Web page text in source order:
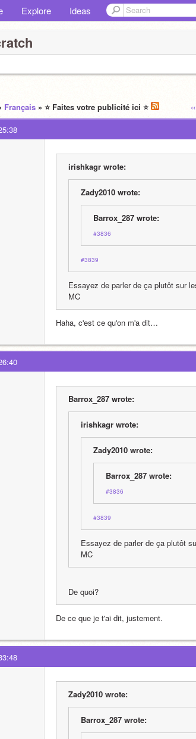
Explore Ideas
Français » ⭐️ Faites votre publicité ici ⭐️
irishkagr wrote:
Zady2010 wrote:
Barrox_287 wrote:
#3836
#3839
Essayez de parler de ça plutôt sur
MC
Haha, c'est ce qu'on m'a dit…
Barrox_287 wrote:
irishkagr wrote:
Zady2010 wrote:
Barrox_287 wrote:
#3836
#3839
Essayez de parler de ça plutôt
MC
De quoi?
De ce que je t'ai dit, justement.
Zady2010 wrote:
Barrox_287 wrote: